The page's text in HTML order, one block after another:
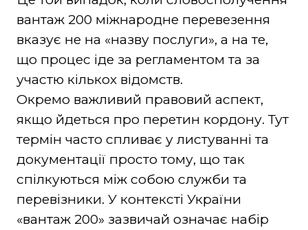
вантаж 200 міжнародне перевезення
вказує не на «назву послуги», а на те,
що процес іде за регламентом та за
участю кількох відомств.
Окремо важливий правовий аспект,
якщо йдеться про перетин кордону. Тут
термін часто спливає у листуванні та
документації просто тому, що так
спілкуються між собою служби та
перевізники. У контексті України
«вантаж 200» зазвичай означає набір